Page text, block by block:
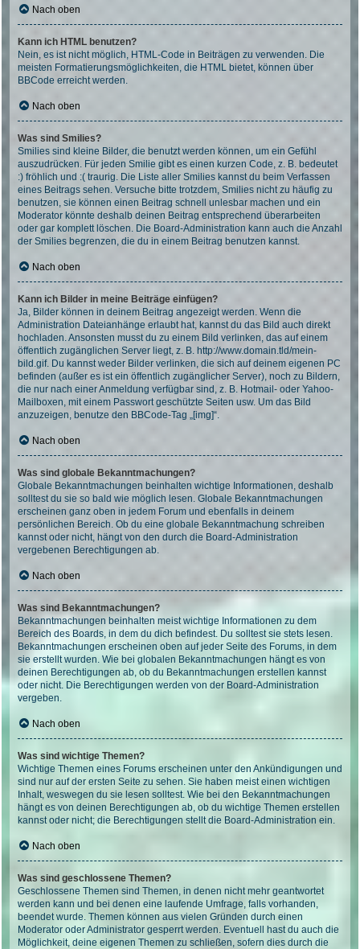
Nach oben
Kann ich HTML benutzen?
Nein, es ist nicht möglich, HTML-Code in Beiträgen zu verwenden. Die
meisten Formatierungsmöglichkeiten, die HTML bietet, können über
BBCode erreicht werden.
Nach oben
Was sind Smilies?
Smilies sind kleine Bilder, die benutzt werden können, um ein Gefühl
auszudrücken. Für jeden Smilie gibt es einen kurzen Code, z. B. bedeutet
:) fröhlich und :( traurig. Die Liste aller Smilies kannst du beim Verfassen
eines Beitrags sehen. Versuche bitte trotzdem, Smilies nicht zu häufig zu
benutzen, sie können einen Beitrag schnell unlesbar machen und ein
Moderator könnte deshalb deinen Beitrag entsprechend überarbeiten
oder gar komplett löschen. Die Board-Administration kann auch die Anzahl
der Smilies begrenzen, die du in einem Beitrag benutzen kannst.
Nach oben
Kann ich Bilder in meine Beiträge einfügen?
Ja, Bilder können in deinem Beitrag angezeigt werden. Wenn die
Administration Dateianhänge erlaubt hat, kannst du das Bild auch direkt
hochladen. Ansonsten musst du zu einem Bild verlinken, das auf einem
öffentlich zugänglichen Server liegt, z. B. http://www.domain.tld/mein-
bild.gif. Du kannst weder Bilder verlinken, die sich auf deinem eigenen PC
befinden (außer es ist ein öffentlich zugänglicher Server), noch zu Bildern,
die nur nach einer Anmeldung verfügbar sind, z. B. Hotmail- oder Yahoo-
Mailboxen, mit einem Passwort geschützte Seiten usw. Um das Bild
anzuzeigen, benutze den BBCode-Tag „[img]“.
Nach oben
Was sind globale Bekanntmachungen?
Globale Bekanntmachungen beinhalten wichtige Informationen, deshalb
solltest du sie so bald wie möglich lesen. Globale Bekanntmachungen
erscheinen ganz oben in jedem Forum und ebenfalls in deinem
persönlichen Bereich. Ob du eine globale Bekanntmachung schreiben
kannst oder nicht, hängt von den durch die Board-Administration
vergebenen Berechtigungen ab.
Nach oben
Was sind Bekanntmachungen?
Bekanntmachungen beinhalten meist wichtige Informationen zu dem
Bereich des Boards, in dem du dich befindest. Du solltest sie stets lesen.
Bekanntmachungen erscheinen oben auf jeder Seite des Forums, in dem
sie erstellt wurden. Wie bei globalen Bekanntmachungen hängt es von
deinen Berechtigungen ab, ob du Bekanntmachungen erstellen kannst
oder nicht. Die Berechtigungen werden von der Board-Administration
vergeben.
Nach oben
Was sind wichtige Themen?
Wichtige Themen eines Forums erscheinen unter den Ankündigungen und
sind nur auf der ersten Seite zu sehen. Sie haben meist einen wichtigen
Inhalt, weswegen du sie lesen solltest. Wie bei den Bekanntmachungen
hängt es von deinen Berechtigungen ab, ob du wichtige Themen erstellen
kannst oder nicht; die Berechtigungen stellt die Board-Administration ein.
Nach oben
Was sind geschlossene Themen?
Geschlossene Themen sind Themen, in denen nicht mehr geantwortet
werden kann und bei denen eine laufende Umfrage, falls vorhanden,
beendet wurde. Themen können aus vielen Gründen durch einen
Moderator oder Administrator gesperrt werden. Eventuell hast du auch die
Möglichkeit, deine eigenen Themen zu schließen, sofern dies durch die